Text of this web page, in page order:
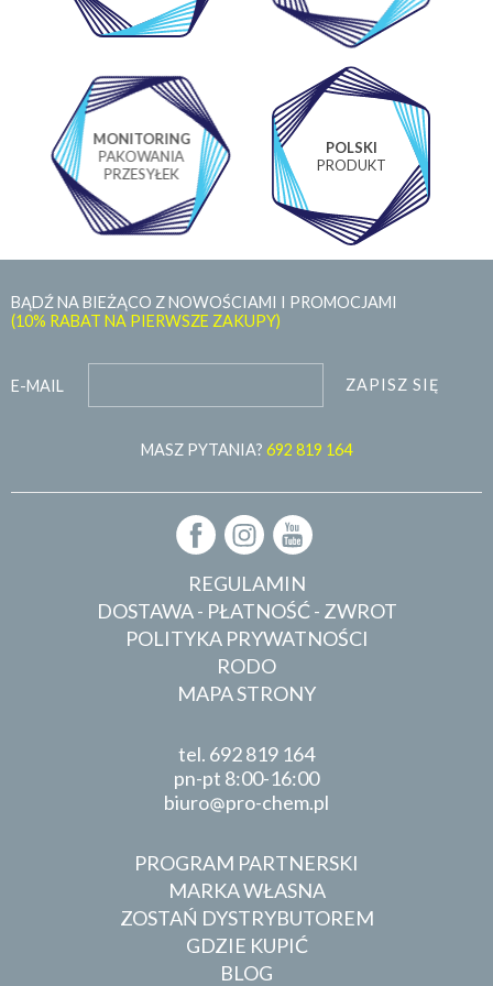
MONITORING
PAKOWANIA
PRZESYŁEK
POLSKI
PRODUKT
BĄDŹ NA BIEŻĄCO Z NOWOŚCIAMI I PROMOCJAMI
(10% RABAT NA PIERWSZE ZAKUPY)
E-MAIL ZAPISZ SIĘ
MASZ PYTANIA? 692 819 164
REGULAMIN
DOSTAWA - PŁATNOŚĆ - ZWROT
POLITYKA PRYWATNOŚCI
RODO
MAPA STRONY
tel. 692 819 164
pn-pt 8:00-16:00
biuro
pro-chem.pl
PROGRAM PARTNERSKI
MARKA WŁASNA
ZOSTAŃ DYSTRYBUTOREM
GDZIE KUPIĆ
BLOG